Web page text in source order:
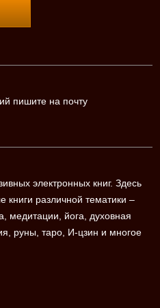
пишите на почту
электронных книг. Здесь
книги различной тематики –
медитации, йога, духовная
руны, таро, И-цзин и многое